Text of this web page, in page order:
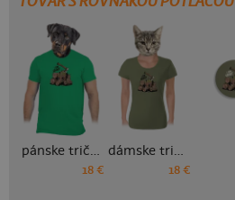
pánske tričko
18 €
dámske tričko
18 €